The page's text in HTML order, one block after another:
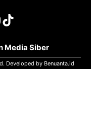
TikTok
Media Siber
Developed by Benuanta.id